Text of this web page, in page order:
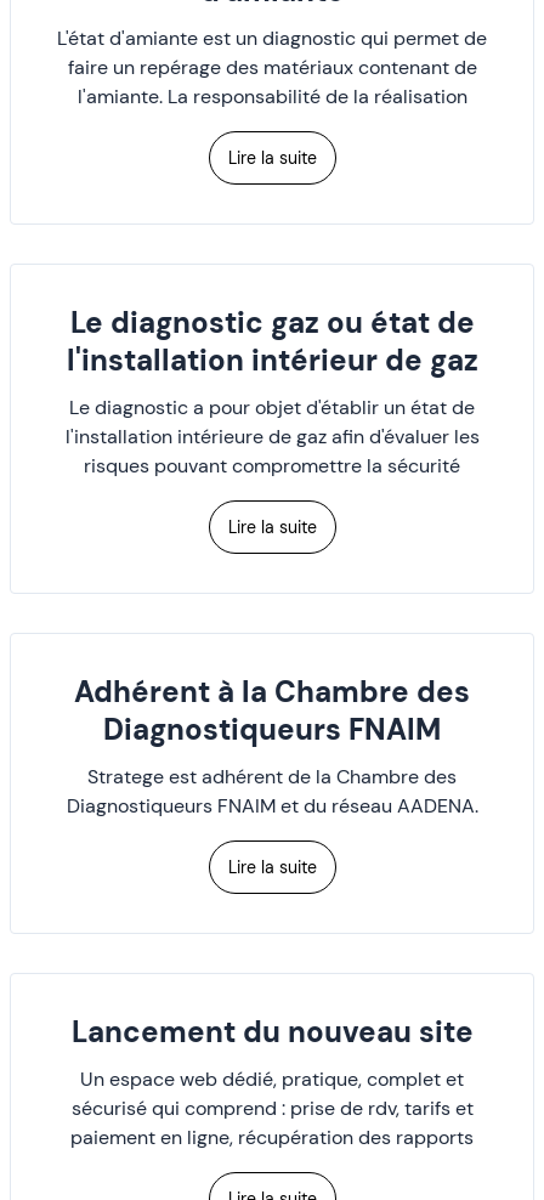
L'état d'amiante est un diagnostic qui permet de
faire un repérage des matériaux contenant de
l'amiante. La responsabilité de la réalisation
Lire la suite
Le diagnostic gaz ou état de
l'installation intérieur de gaz
Le diagnostic a pour objet d'établir un état de
l'installation intérieure de gaz afin d'évaluer les
risques pouvant compromettre la sécurité
Lire la suite
Adhérent à la Chambre des
Diagnostiqueurs FNAIM
Stratege est adhérent de la Chambre des
Diagnostiqueurs FNAIM et du réseau AADENA.
Lire la suite
Lancement du nouveau site
Un espace web dédié, pratique, complet et
sécurisé qui comprend : prise de rdv, tarifs et
paiement en ligne, récupération des rapports